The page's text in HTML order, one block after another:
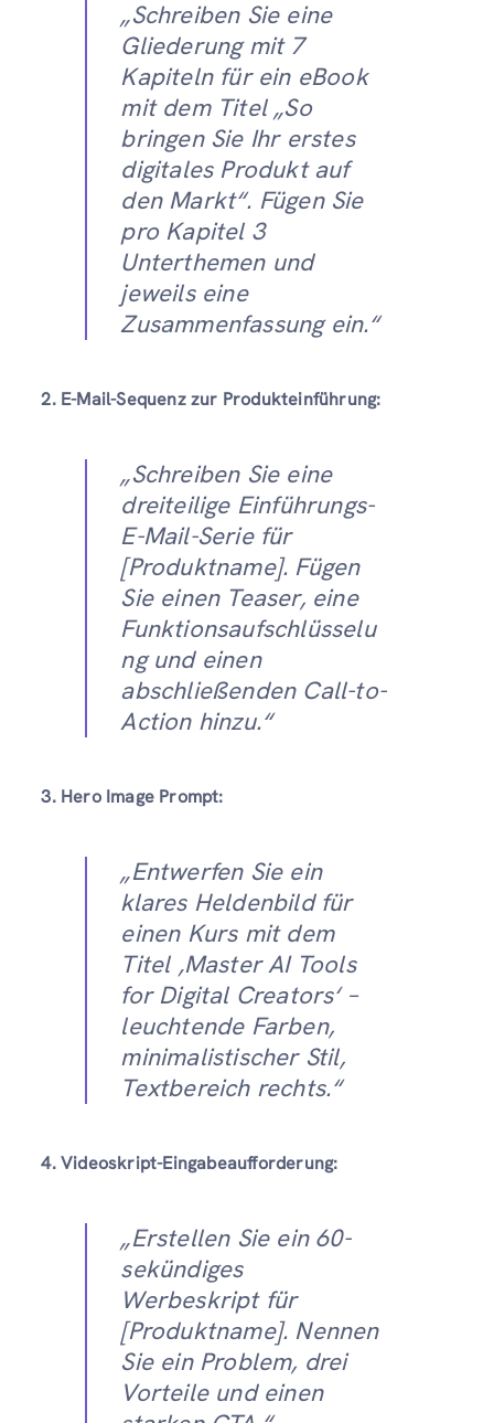
„Schreiben Sie eine
Gliederung mit 7
Kapiteln für ein eBook
mit dem Titel „So
bringen Sie Ihr erstes
digitales Produkt auf
den Markt“. Fügen Sie
pro Kapitel 3
Unterthemen und
jeweils eine
Zusammenfassung ein.“
2. E-Mail-Sequenz zur Produkteinführung:
„Schreiben Sie eine
dreiteilige Einführungs-
E-Mail-Serie für
[Produktname]. Fügen
Sie einen Teaser, eine
Funktionsaufschlüsselu
ng und einen
abschließenden Call-to-
Action hinzu.“
3. Hero Image Prompt:
„Entwerfen Sie ein
klares Heldenbild für
einen Kurs mit dem
Titel ‚Master AI Tools
for Digital Creators‘ –
leuchtende Farben,
minimalistischer Stil,
Textbereich rechts.“
4. Videoskript-Eingabeaufforderung:
„Erstellen Sie ein 60-
sekündiges
Werbeskript für
[Produktname]. Nennen
Sie ein Problem, drei
Vorteile und einen